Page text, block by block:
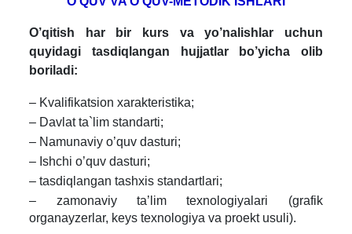
O’qitish
har bir kurs va yo’nalishlar uchun
quyidagi tasdiqlangan hujjatlar bo’yicha olib
boriladi:
– Kvalifikatsion xarakteristika;
– Davlat ta`lim standarti;
– Namunaviy o’quv dasturi;
– Ishchi o’quv dasturi;
– tasdiqlangan tashxis standartlari;
– zamonaviy ta’lim texnologiyalari (grafik
organayzerlar, keys texnologiya va proekt usuli).